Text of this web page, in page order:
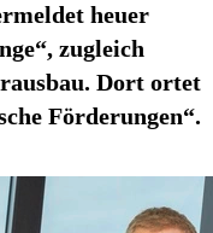
heuer
zugleich
Dort ortet
Förderungen“.